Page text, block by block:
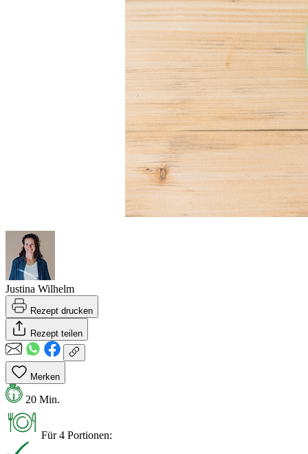
Justina Wilhelm
Rezept drucken
Rezept teilen
Merken
20 Min.
Für 4 Portionen: